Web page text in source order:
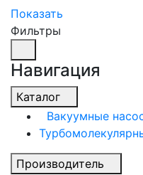
Показать
Фильтры
Навигация
Каталог
Вакуумные
Производитель